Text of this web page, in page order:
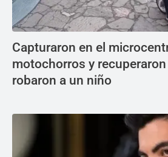
Capturaron en el
motochorros y
robaron a un niño